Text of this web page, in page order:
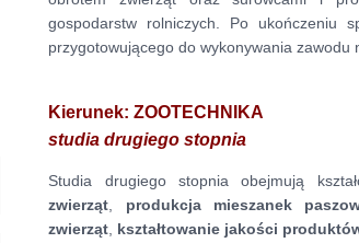
gospodarstw rolniczych. Po ukończeniu
przygotowującego do wykonywania
Kierunek: ZOOTECHNIKA
studia drugiego stopnia
Studia drugiego stopnia obejmują
zwierząt, produkcja mieszanek
zwierząt, kształtowanie jakości